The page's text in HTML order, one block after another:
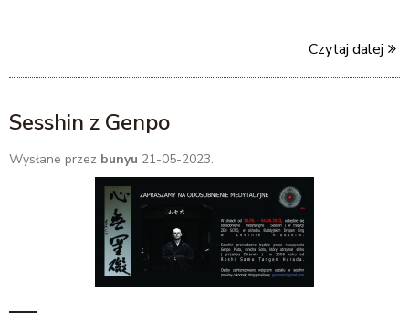
Czytaj dalej
Sesshin z Genpo
Wysłane przez bunyu 21-05-2023.